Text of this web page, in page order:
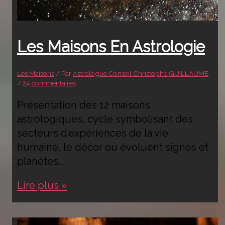
Les Maisons En Astrologie
Les Maisons/ ParAstrologue Conseil Christophe GUILLAUME
/24 commentaires
Présentation des 12 maisons
astrologiques, cycle symbolisant des
secteurs d’expériences de la vie
humaine, le décor où évoluent signes et
planètes…
Les
Lire plus »